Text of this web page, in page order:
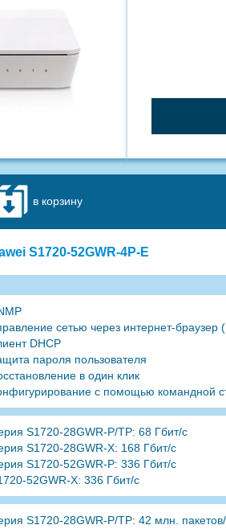
в корзину
S1720-52GWR-4P-E
сетью через интернет-браузер
DHCP
пароля пользователя
в один клик
с помощью командной
S1720-28GWR-P/TP: 68 Гбит/с
S1720-28GWR-X: 168 Гбит/с
S1720-52GWR-P: 336 Гбит/с
52GWR-X: 336 Гбит/с
S1720-28GWR-P/TP: 42 млн.